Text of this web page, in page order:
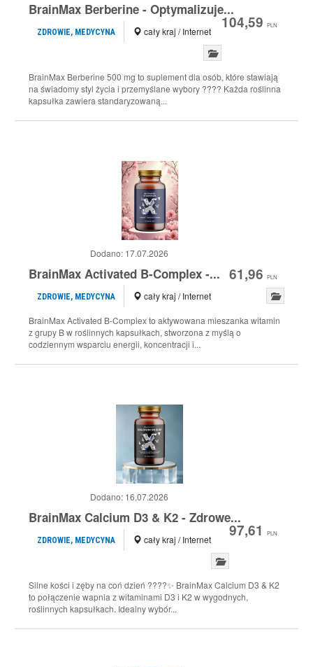
BrainMax Berberine - Optymalizuje...
104,59 PLN
ZDROWIE, MEDYCYNA cały kraj / Internet
BrainMax Berberine 500 mg to suplement dla osób, które stawiają
na świadomy styl życia i przemyślane wybory ???? Każda roślinna
kapsułka zawiera standaryzowaną...
Dodano: 17.07.2026
BrainMax Activated B-Complex -... 61,96 PLN
ZDROWIE, MEDYCYNA cały kraj / Internet
BrainMax Activated B-Complex to aktywowana mieszanka witamin
z grupy B w roślinnych kapsułkach, stworzona z myślą o
codziennym wsparciu energii, koncentracji i...
Dodano: 16.07.2026
BrainMax Calcium D3 & K2 - Zdrowe...
97,61 PLN
ZDROWIE, MEDYCYNA cały kraj / Internet
Silne kości i zęby na coń dzień ????✨ BrainMax Calcium D3 & K2
to połączenie wapnia z witaminami D3 i K2 w wygodnych,
roślinnych kapsułkach. Idealny wybór...